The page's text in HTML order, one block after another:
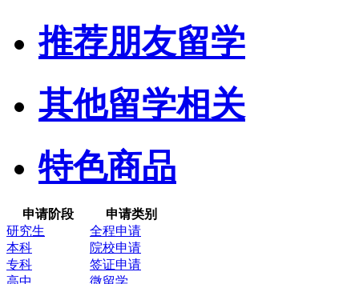
推荐朋友留学
其他留学相关
特色商品
申请阶段
申请类别
研究生
全程申请
本科
院校申请
专科
签证申请
高中
微留学